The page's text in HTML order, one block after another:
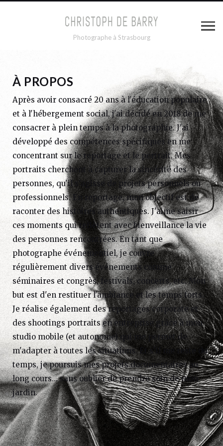
Photographe à Strasbourg
À PROPOS
Après avoir consacré 20 ans à l'éducation populaire
et à l'hébergement social, j'ai décidé en 2018 de me
consacrer à plein temps à la photographie. J'ai
développé des compétences spécifiques en me
concentrant sur le reportage et le portrait. Mes
portraits cherchent à capturer la sincérité des
personnes, qu'il s'agisse de projets personnels ou
professionnels. En reportage, mon objectif est de
raconter des histoires authentiques. J'aime saisir
ces moments qui reflètent avec bienveillance la vie
des personnes rencontrées. En tant que
photographe événementiel, je couvre
régulièrement divers événements comme
séminaires et congrès, festivals, concerts, etc. Mon
but est d'en restituer l'ambiance et les temps forts.
Je réalise également des reportages corporate et
des shootings portraits en entreprise grâce à mon
studio mobile (et autonome) qui me permet de
m'adapter à toutes les situations. Et s'il me reste du
temps, je poursuis mes projets documentaires au
long cours... sans oublier de prendre soin de mon
jardin.